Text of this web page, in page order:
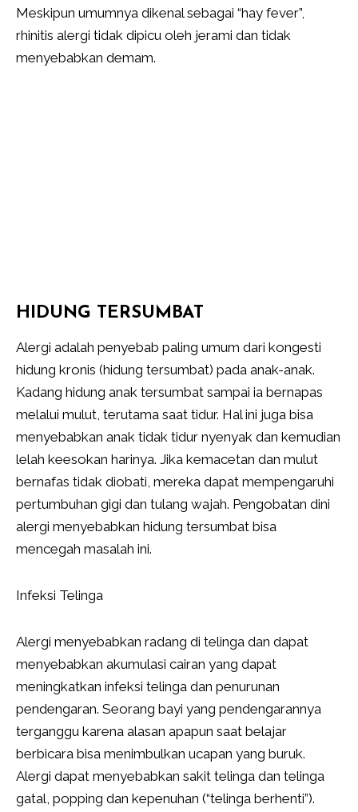
Meskipun umumnya dikenal sebagai “hay fever”,
rhinitis alergi tidak dipicu oleh jerami dan tidak
menyebabkan demam.
HIDUNG TERSUMBAT
Alergi adalah penyebab paling umum dari kongesti
hidung kronis (hidung tersumbat) pada anak-anak.
Kadang hidung anak tersumbat sampai ia bernapas
melalui mulut, terutama saat tidur. Hal ini juga bisa
menyebabkan anak tidak tidur nyenyak dan kemudian
lelah keesokan harinya. Jika kemacetan dan mulut
bernafas tidak diobati, mereka dapat mempengaruhi
pertumbuhan gigi dan tulang wajah. Pengobatan dini
alergi menyebabkan hidung tersumbat bisa
mencegah masalah ini.
Infeksi Telinga
Alergi menyebabkan radang di telinga dan dapat
menyebabkan akumulasi cairan yang dapat
meningkatkan infeksi telinga dan penurunan
pendengaran. Seorang bayi yang pendengarannya
terganggu karena alasan apapun saat belajar
berbicara bisa menimbulkan ucapan yang buruk.
Alergi dapat menyebabkan sakit telinga dan telinga
gatal, popping dan kepenuhan (“telinga berhenti”).